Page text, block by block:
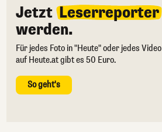
Jetzt Leserreporter
werden.
Für jedes Foto in "Heute" oder jedes Video
auf Heute.at gibt es 50 Euro.
So geht's